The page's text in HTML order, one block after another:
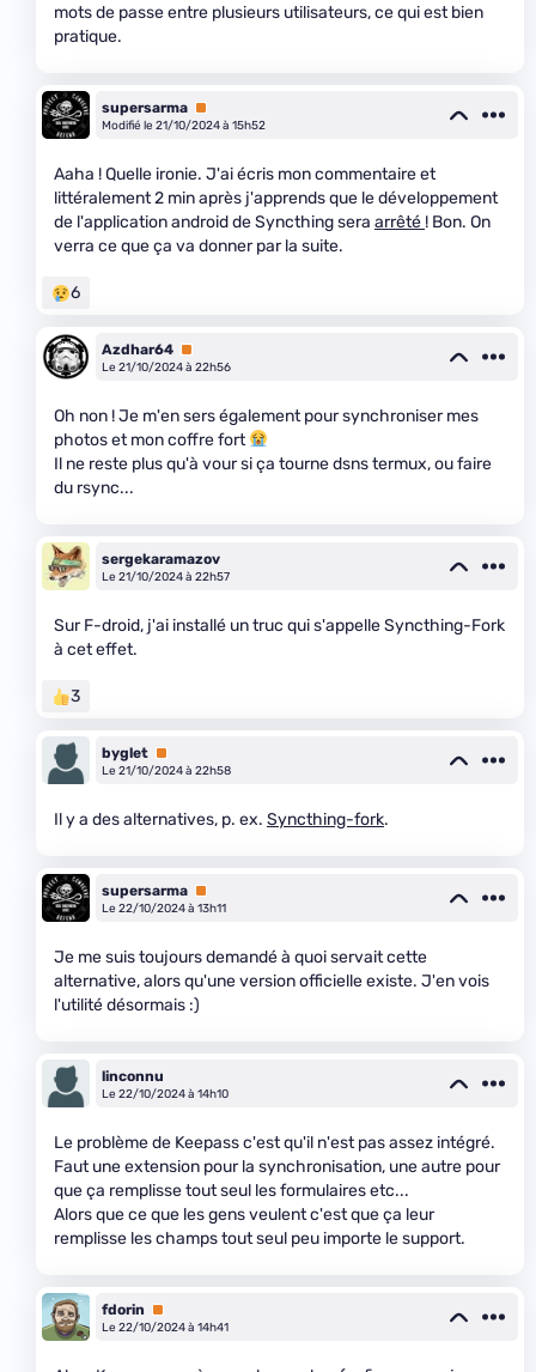
mots de passe entre plusieurs utilisateurs, ce qui est bien
pratique.
supersarma Premium
Modifié le 21/10/2024 à 15h52
Aaha ! Quelle ironie. J'ai écris mon commentaire et
littéralement 2 min après j'apprends que le développement
de l'application android de Syncthing sera arrêté ! Bon. On
verra ce que ça va donner par la suite.
6
Azdhar64 Premium
Le 21/10/2024 à 22h56
Oh non ! Je m'en sers également pour synchroniser mes
photos et mon coffre fort
Il ne reste plus qu'à vour si ça tourne dsns termux, ou faire
du rsync...
sergekaramazov
Le 21/10/2024 à 22h57
Sur F-droid, j'ai installé un truc qui s'appelle Syncthing-Fork
à cet effet.
3
byglet Premium
Le 21/10/2024 à 22h58
Il y a des alternatives, p. ex. Syncthing-fork.
supersarma Premium
Le 22/10/2024 à 13h11
Je me suis toujours demandé à quoi servait cette
alternative, alors qu'une version officielle existe. J'en vois
l'utilité désormais :)
linconnu
Le 22/10/2024 à 14h10
Le problème de Keepass c'est qu'il n'est pas assez intégré.
Faut une extension pour la synchronisation, une autre pour
que ça remplisse tout seul les formulaires etc...
Alors que ce que les gens veulent c'est que ça leur
remplisse les champs tout seul peu importe le support.
fdorin
Premium
Le 22/10/2024 à 14h41